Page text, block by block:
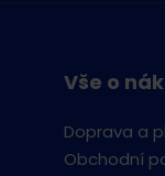
Vše o
Doprava a
Obchodní